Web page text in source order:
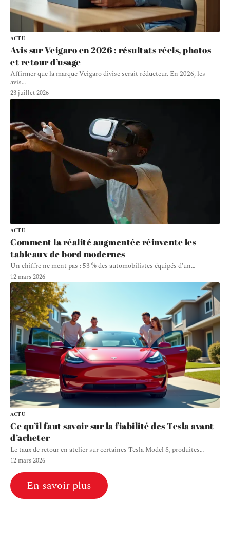
ACTU
Avis sur Veigaro en 2026 : résultats réels, photos
et retour d’usage
Affirmer que la marque Veigaro divise serait réducteur. En 2026, les
avis…
23 juillet 2026
ACTU
Comment la réalité augmentée réinvente les
tableaux de bord modernes
Un chiffre ne ment pas : 53 % des automobilistes équipés d'un…
12 mars 2026
ACTU
Ce qu’il faut savoir sur la fiabilité des Tesla avant
d’acheter
Le taux de retour en atelier sur certaines Tesla Model S, produites…
12 mars 2026
En savoir plus